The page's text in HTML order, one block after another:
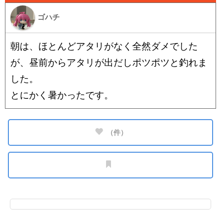
ゴハチ
朝は、ほとんどアタリがなく全然ダメでした
が、昼前からアタリが出だしポツポツと釣れま
した。
とにかく暑かったです。
（件）